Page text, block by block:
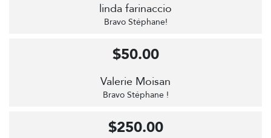
linda farinaccio
Bravo Stéphane!
Valerie Moisan
Bravo Stéphane !
$50.00
$250.00